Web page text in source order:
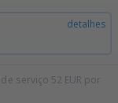
detalhes
serviço 52 EUR por